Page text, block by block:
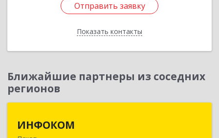
Отправить заявку
Показать контакты
Отправить заявку
Назад
Ближайшие партнеры из соседних
регионов
ИНФОКОМ